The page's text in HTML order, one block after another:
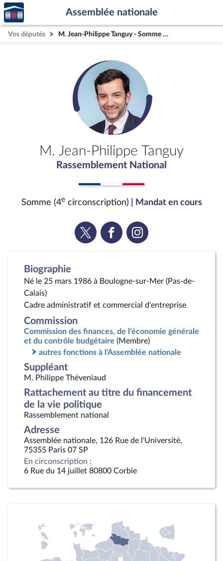
Aller au contenu
Aller en bas de la page
Accèder
à la
page
d'accueil
Assemblée nationale
Vos députés M. Jean-Philippe Tanguy - Somme (4e circonscription)
M. Jean-Philippe Tanguy
Rassemblement National
Somme (4ecirconscription) | Mandat en cours
Voir
la
Voir
la
Voir
la
Biographie
Né le 25 mars 1986 à Boulogne-sur-Mer (Pas-de-
Calais)
Cadre administratif et commercial d'entreprise
Commission
Commission des finances, de l'économie générale
et du contrôle budgétaire (Membre)
autres fonctions à l'Assemblée nationale
Suppléant
M. Philippe Théveniaud
Rattachement au titre du financement
de la vie politique
Rassemblement national
Adresse
Assemblée nationale, 126 Rue de l'Université,
75355 Paris 07 SP
En circonscription :
6 Rue du 14 juillet 80800 Corbie